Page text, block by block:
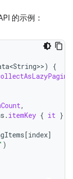
的示例：
>)
{
,
. itemKey { it }
[index]
)